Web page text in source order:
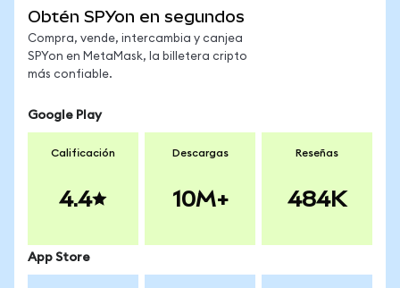
Obtén SPYon en segundos
Compra, vende, intercambia y canjea
SPYon en MetaMask, la billetera cripto
más confiable.
Google Play
Calificación
4.4
Descargas
10M+
Reseñas
484K
App Store